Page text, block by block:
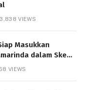
3,838VIEWS
Masukkan
dalam Skema
Gratispol
VIEWS